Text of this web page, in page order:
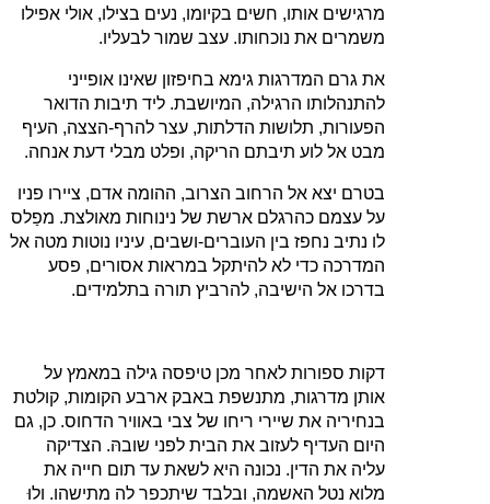
מרגישים אותו, חשים בקיומו, נעים בצילו, אולי אפילו
משמרים את נוכחותו. עצב שמור לבעליו.
את גרם המדרגות גימא בחיפזון שאינו אופייני
להתנהלותו הרגילה, המיושבת. ליד תיבות הדואר
הפעורות, תלושות הדלתות, עצר להרף‑הצצה, העיף
מבט אל לוע תיבתם הריקה, ופלט מבלי דעת אנחה.
בטרם יצא אל הרחוב הצרוב, ההומה אדם, ציירו פניו
על עצמם כהרגלם ארשת של נינוחות מאולצת. מפַלס
לו נתיב נחפז בין העוברים‑ושבים, עיניו נוטות מטה אל
המדרכה כדי לא להיתקל במראות אסורים, פסע
בדרכו אל הישיבה, להרביץ תורה בתלמידים.
דקות ספורות לאחר מכן טיפסה גילה במאמץ על
אותן מדרגות, מתנשפת באבק ארבע הקומות, קולטת
בנחיריה את שיירי ריחו של צבי באוויר הדחוס. כן, גם
היום העדיף לעזוב את הבית לפני שובהּ. הצדיקה
עליה את הדין. נכונה היא לשאת עד תום חייה את
מלוא נטל האשמה, ובלבד שיתכפר לה מתישהו. ולוּ